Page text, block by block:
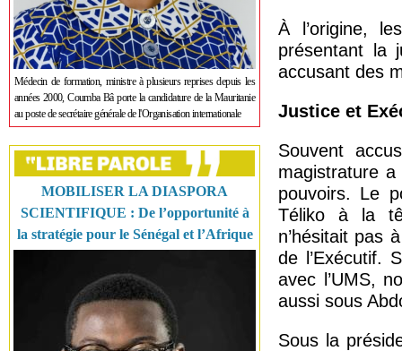
Médecin de formation, ministre à plusieurs reprises depuis les
années 2000, Coumba Bâ porte la candidature de la Mauritanie
au poste de secrétaire générale de l'Organisation internationale
MOBILISER LA DIASPORA
SCIENTIFIQUE : De l’opportunité à
la stratégie pour le Sénégal et l’Afrique
À l’origine,
présentant la
accusant des
Justice et
Souvent
magistrature
pouvoirs. Le
Téliko à la
n’hésitait pas
de l’Exécutif.
avec l’UMS,
aussi sous
Sous la